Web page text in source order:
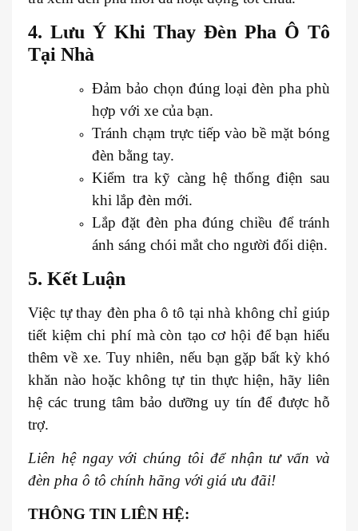
4. Lưu Ý Khi Thay Đèn Pha Ô Tô
Tại Nhà
Đảm bảo chọn đúng loại đèn pha phù
hợp với xe của bạn.
Tránh chạm trực tiếp vào bề mặt bóng
đèn bằng tay.
Kiểm tra kỹ càng hệ thống điện sau
khi lắp đèn mới.
Lắp đặt đèn pha đúng chiều để tránh
ánh sáng chói mắt cho người đối diện.
5. Kết Luận
Việc tự thay đèn pha ô tô tại nhà không chỉ giúp
tiết kiệm chi phí mà còn tạo cơ hội để bạn hiểu
thêm về xe. Tuy nhiên, nếu bạn gặp bất kỳ khó
khăn nào hoặc không tự tin thực hiện, hãy liên
hệ các trung tâm bảo dưỡng uy tín để được hỗ
trợ.
Liên hệ ngay vớichúng tôi để nhận tư vấn và
đèn pha ô tô chính hãng với giá ưu đãi!
THÔNG TIN LIÊN HỆ: